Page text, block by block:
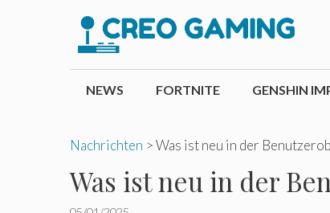
NEWS FORTNITE GENSHIN
Nachrichten >Was ist neu in der
Was ist neu in der